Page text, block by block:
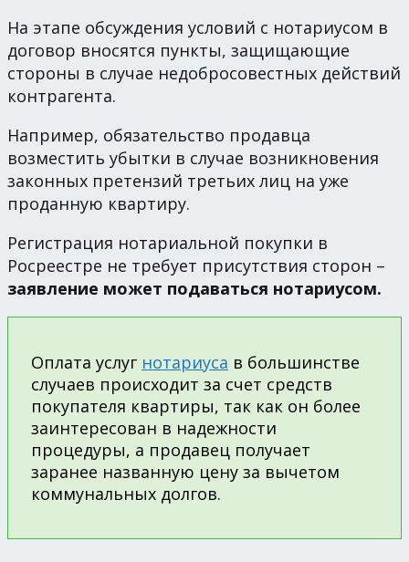
На этапе обсуждения условий с нотариусом в
договор вносятся пункты, защищающие
стороны в случае недобросовестных действий
контрагента.
Например, обязательство продавца
возместить убытки в случае возникновения
законных претензий третьих лиц на уже
проданную квартиру.
Регистрация нотариальной покупки в
Росреестре не требует присутствия сторон –
заявление может подаваться нотариусом.
Оплата услуг нотариуса в большинстве
случаев происходит за счет средств
покупателя квартиры, так как он более
заинтересован в надежности
процедуры, а продавец получает
заранее названную цену за вычетом
коммунальных долгов.